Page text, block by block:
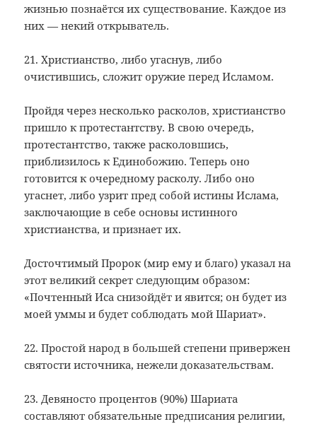
жизнью познаётся их существование. Каждое из
них — некий открыватель.
21. Христианство, либо угаснув, либо
очистившись, сложит оружие перед Исламом.
Пройдя через несколько расколов, христианство
пришло к протестантству. В свою очередь,
протестантство, также расколовшись,
приблизилось к Единобожию. Теперь оно
готовится к очередному расколу. Либо оно
угаснет, либо узрит пред собой истины Ислама,
заключающие в себе основы истинного
христианства, и признает их.
Досточтимый Пророк (мир ему и благо) указал на
этот великий секрет следующим образом:
«Почтенный Иса снизойдёт и явится; он будет из
моей уммы и будет соблюдать мой Шариат».
22. Простой народ в большей степени привержен
святости источника, нежели доказательствам.
23. Девяносто процентов (90%) Шариата
составляют обязательные предписания религии,